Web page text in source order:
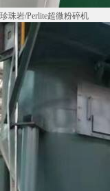
珍珠岩/Perlite超微粉碎机